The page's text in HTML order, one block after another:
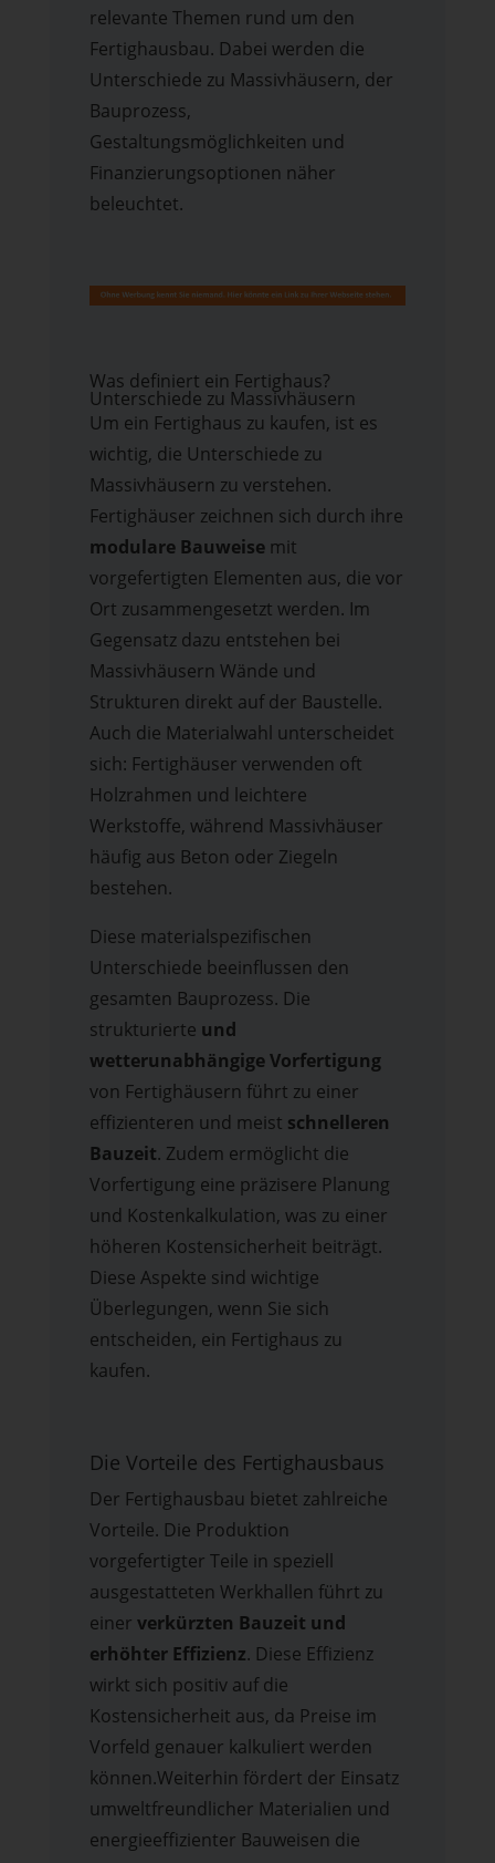
relevante Themen rund um den
Fertighausbau. Dabei werden die
Unterschiede zu Massivhäusern, der
Bauprozess,
Gestaltungsmöglichkeiten und
Finanzierungsoptionen näher
beleuchtet.
Was definiert ein Fertighaus?
Unterschiede zu Massivhäusern
Um ein Fertighaus zu kaufen, ist es
wichtig, die Unterschiede zu
Massivhäusern zu verstehen.
Fertighäuser zeichnen sich durch ihre
modulare Bauweisemit
vorgefertigten Elementen aus, die vor
Ort zusammengesetzt werden. Im
Gegensatz dazu entstehen bei
Massivhäusern Wände und
Strukturen direkt auf der Baustelle.
Auch die Materialwahl unterscheidet
sich: Fertighäuser verwenden oft
Holzrahmen und leichtere
Werkstoffe, während Massivhäuser
häufig aus Beton oder Ziegeln
bestehen.
Diese materialspezifischen
Unterschiede beeinflussen den
gesamten Bauprozess. Die
strukturierte und
wetterunabhängige Vorfertigung
von Fertighäusern führt zu einer
effizienteren und meist schnelleren
Bauzeit. Zudem ermöglicht die
Vorfertigung eine präzisere Planung
und Kostenkalkulation, was zu einer
höheren Kostensicherheit beiträgt.
Diese Aspekte sind wichtige
Überlegungen, wenn Sie sich
entscheiden, ein Fertighaus zu
kaufen.
Die Vorteile des Fertighausbaus
Der Fertighausbau bietet zahlreiche
Vorteile. Die Produktion
vorgefertigter Teile in speziell
ausgestatteten Werkhallen führt zu
einer verkürzten Bauzeit und
erhöhter Effizienz. Diese Effizienz
wirkt sich positiv auf die
Kostensicherheit aus, da Preise im
Vorfeld genauer kalkuliert werden
können.Weiterhin fördert der Einsatz
umweltfreundlicher Materialien und
energieeffizienter Bauweisen die